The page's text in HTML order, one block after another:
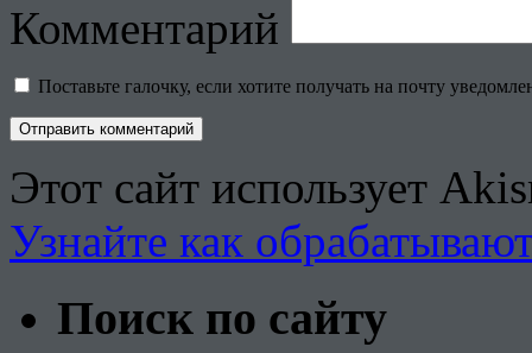
Комментарий
Поставьте галочку, если хотите получать на почту
Этот сайт использует
Узнайте как
Поиск по сайту